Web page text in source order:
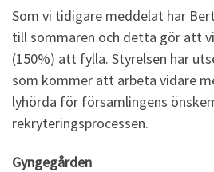
Som vi tidigare meddelat har
till sommaren och detta gör att
(150%) att fylla. Styrelsen har
som kommer att arbeta vidare
lyhörda för församlingens
rekryteringsprocessen.
Gyngegården